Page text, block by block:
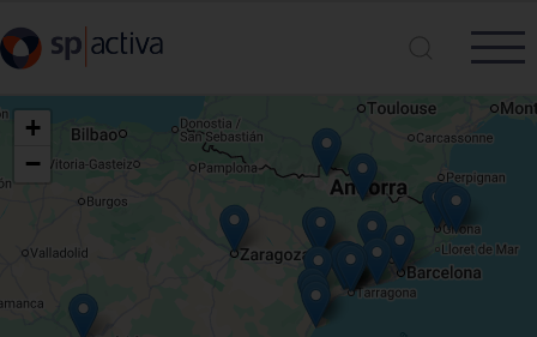
Busca en SP|Activa
+
−